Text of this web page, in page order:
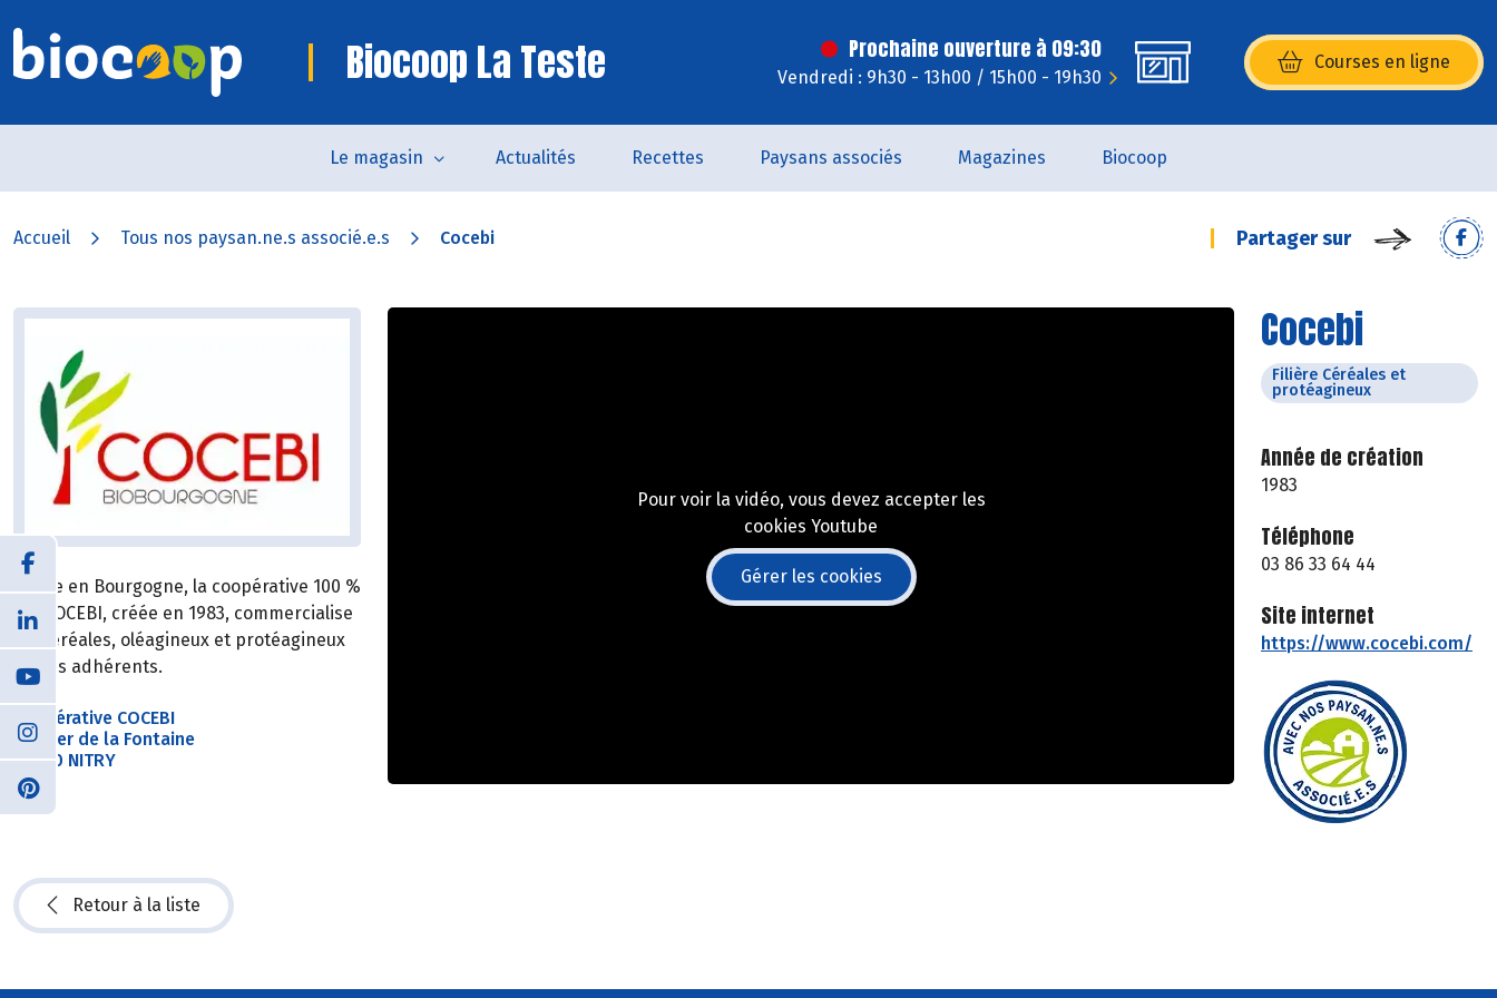
Biocoop La Teste Prochaine ouverture à 09:30
Vendredi : 9h30 - 13h00 / 15h00 - 19h30
Courses en ligne
(s’ouvre dans une nouvelle
Le magasin Actualités Recettes Paysans associés Magazines Biocoop
Accueil Tous nos paysan.ne.s associé.e.s Cocebi Partager sur
Cocebi
Filière Céréales et
protéagineux
Année de création
1983
Téléphone
03 86 33 64 44
Site internet
https://www.cocebi.com/
Basée en Bourgogne, la coopérative 100 %
Bio COCEBI, créée en 1983, commercialise
les céréales, oléagineux et protéagineux
de ses adhérents.
Coopérative COCEBI
Sentier de la Fontaine
89310 NITRY
Pour voir la vidéo, vous devez accepter les
cookies Youtube
Gérer les cookies
Retour à la liste